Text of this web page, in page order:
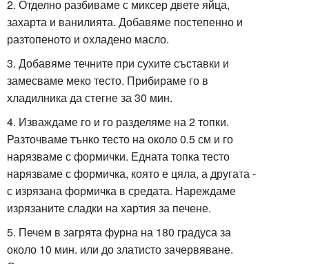
2. Отделно разбиваме с миксер двете яйца,
захарта и ванилията. Добавяме постепенно и
разтопеното и охладено масло.
3. Добавяме течните при сухите съставки и
замесваме меко тесто. Прибираме го в
хладилника да стегне за 30 мин.
4. Изваждаме го и го разделяме на 2 топки.
Разточваме тънко тесто на около 0.5 см и го
нарязваме с формички. Едната топка тесто
нарязваме с формичка, която е цяла, а другата -
с изрязана формичка в средата. Нареждаме
изрязаните сладки на хартия за печене.
5. Печем в загрята фурна на 180 градуса за
около 10 мин. или до златисто зачервяване.